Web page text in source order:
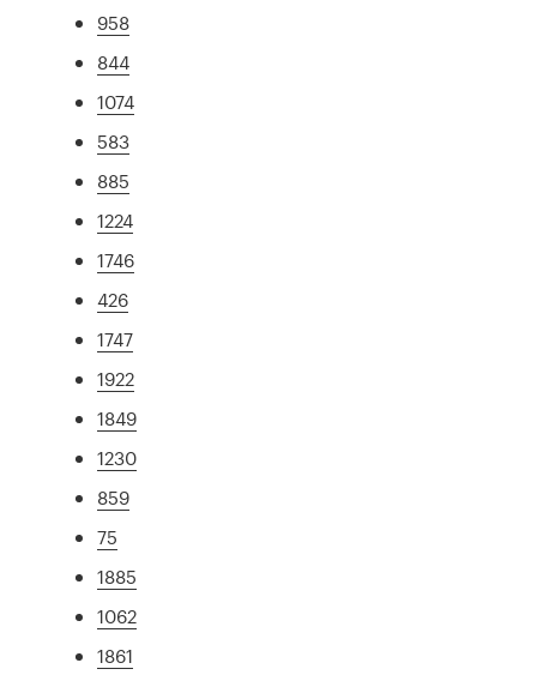
958
844
1074
583
885
1224
1746
426
1747
1922
1849
1230
859
75
1885
1062
1861